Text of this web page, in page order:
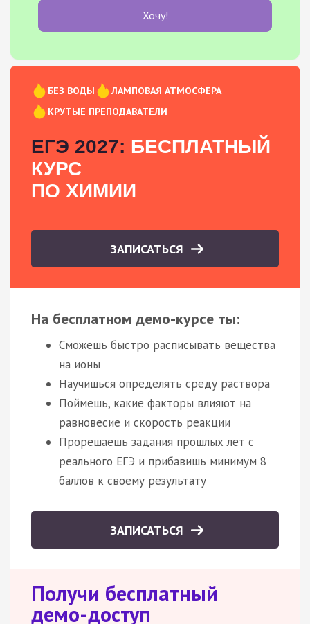
Хочу!
БЕЗ ВОДЫ
ЛАМПОВАЯ АТМОСФЕРА
КРУТЫЕ ПРЕПОДАВАТЕЛИ
ЕГЭ 2027: БЕСПЛАТНЫЙ
КУРС
ПО ХИМИИ
ЗАПИСАТЬСЯ
На бесплатном демо-курсе ты:
Сможешь быстро расписывать вещества
на ионы
Научишься определять среду раствора
Поймешь, какие факторы влияют на
равновесие и скорость реакции
Прорешаешь задания прошлых лет с
реального ЕГЭ и прибавишь минимум 8
баллов к своему результату
ЗАПИСАТЬСЯ
Получи бесплатный
демо-доступ